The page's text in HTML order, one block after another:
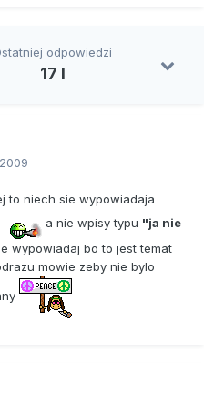
odpowiedzi
17 l
to niech sie wypowiadaja
a nie wpisy typu "ja nie
wypowiadaj bo to jest temat
mowie zeby nie bylo